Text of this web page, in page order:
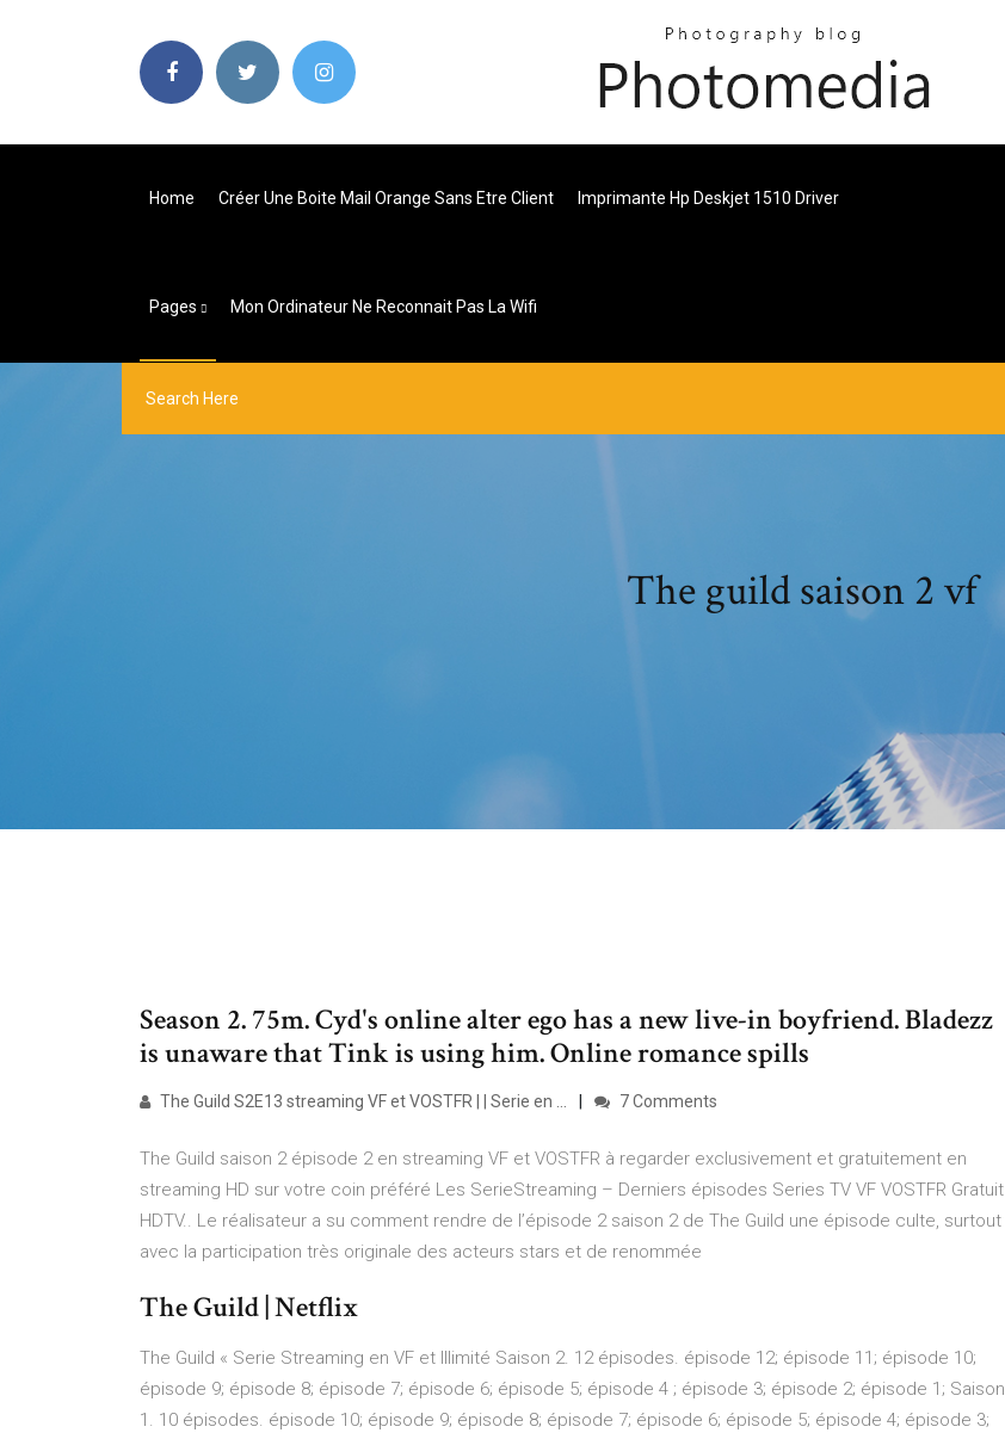
Home Créer Une Boite Mail Orange Sans Etre Client Imprimante Hp Deskjet 1510 Driver
Pages Mon Ordinateur Ne Reconnait Pas La Wifi
The guild saison 2 vf
Season 2. 75m. Cyd's online alter ego has a new live-in boyfriend. Bladezz
is unaware that Tink is using him. Online romance spills
The Guild S2E13 streaming VF et VOSTFR | | Serie en ... 7 Comments
The Guild saison 2 épisode 2 en streaming VF et VOSTFR à regarder exclusivement et gratuitement en
streaming HD sur votre coin préféré Les SerieStreaming – Derniers épisodes Series TV VF VOSTFR Gratuit
HDTV.. Le réalisateur a su comment rendre de l’épisode 2 saison 2 de The Guild une épisode culte, surtout
avec la participation très originale des acteurs stars et de renommée
The Guild | Netflix
The Guild « Serie Streaming en VF et Illimité Saison 2. 12 épisodes. épisode 12; épisode 11; épisode 10;
épisode 9; épisode 8; épisode 7; épisode 6; épisode 5; épisode 4 ; épisode 3; épisode 2; épisode 1; Saison
1. 10 épisodes. épisode 10; épisode 9; épisode 8; épisode 7; épisode 6; épisode 5; épisode 4; épisode 3;